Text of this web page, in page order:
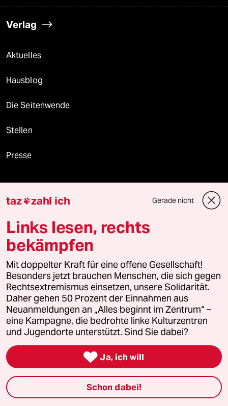
Verlag
Aktuelles
Hausblog
Die Seitenwende
Stellen
Presse
Unterstützen
abo
taz zahl ich
recherchefonds ausland
panterstiftung
panterpreis 2026
taz zahl ich Gerade nicht
Links lesen, rechts
bekämpfen
Mit doppelter Kraft für eine offene Gesellschaft!
Besonders jetzt brauchen Menschen, die sich gegen
Rechtsextremismus einsetzen, unsere Solidarität.
Daher gehen 50 Prozent der Einnahmen aus
Neuanmeldungen an „Alles beginnt im Zentrum“ –
eine Kampagne, die bedrohte linke Kulturzentren
und Jugendorte unterstützt. Sind Sie dabei?
 Ja, ich will
Schon dabei!